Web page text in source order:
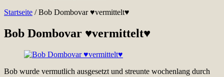
Startseite /Bob Dombovar ♥vermittelt♥
Bob Dombovar ♥vermittelt♥
Bob wurde vermutlich ausgesetzt und streunte wochenlang durch